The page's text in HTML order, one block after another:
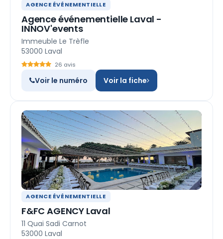
AGENCE ÉVÉNEMENTIELLE
Agence événementielle Laval -
INNOV'events
Immeuble Le Trèfle
53000 Laval
26 avis
Voir le numéro Voir la fiche
AGENCE ÉVÉNEMENTIELLE
F&FC AGENCY Laval
11 Quai Sadi Carnot
53000 Laval